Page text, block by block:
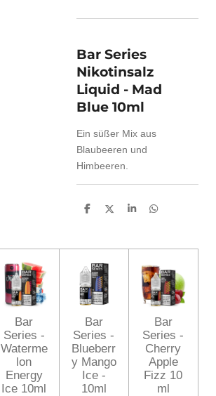
Bar Series
Nikotinsalz
Liquid - Mad
Blue 10ml
Ein süßer Mix aus
Blaubeeren und
Himbeeren.
T
e
n
T
e
n
T
e
T
e
Bar
Series -
Waterme
lon
Energy
Ice 10ml
Bar
Series -
Blueberr
y Mango
Ice -
10ml
Bar
Series -
Cherry
Apple
Fizz 10
ml